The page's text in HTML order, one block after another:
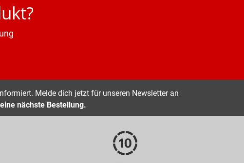
Melde dich jetzt für unseren Newsletter an
nächste Bestellung.